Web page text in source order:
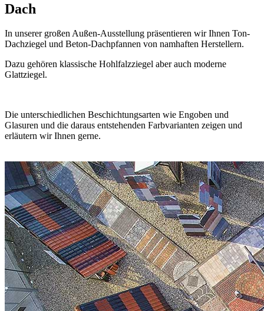
Dach
In unserer großen Außen-Ausstellung präsentieren wir Ihnen Ton-
Dachziegel und Beton-Dachpfannen von namhaften Herstellern.
Dazu gehören klassische Hohlfalzziegel aber auch moderne
Glattziegel.
Die unterschiedlichen Beschichtungsarten wie Engoben und
Glasuren und die daraus entstehenden Farbvarianten zeigen und
erläutern wir Ihnen gerne.